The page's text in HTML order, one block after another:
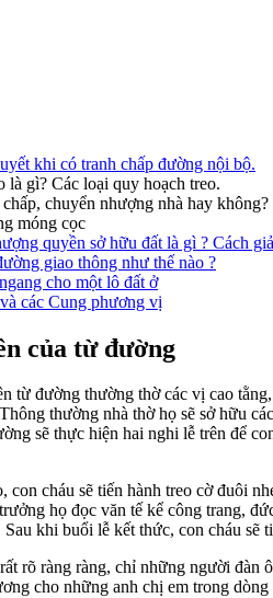
khi có tranh chấp đường nội bộ.
là gì? Các loại quy hoạch treo.
chuyển nhượng nhà hay không?
móng cọc
quyền sở hữu đất là gì ? Cách
giao thông như thế nào ?
cho một lô đất ở
các Cung phương vị
của từ đường
từ đường thường thờ các vị cao
thường nhà thờ họ sẽ sở hữu
sẽ thực hiện hai nghi lễ trên để
cháu sẽ tiến hành treo cờ đuôi
họ đọc văn tế kể công trang,
khi buổi lễ kết thức, con cháu sẽ
rõ ràng ràng, chỉ những người
cho những anh chị em trong